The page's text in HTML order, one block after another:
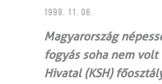
1999. 11. 06.
Magyarország
fogyás soha nem volt
Hivatal (KSH)